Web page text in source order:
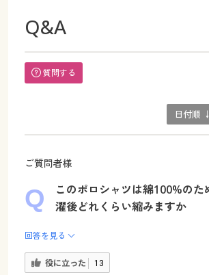
Q&A
質問する
日付順 ↓
ご質問者様
このポロシャツは綿100%のた
濯後どれくらい縮みますか
回答を見る
役に立った 13